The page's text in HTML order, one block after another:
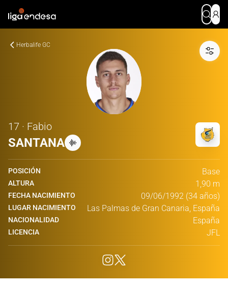
Herbalife GC
17 · Fabio
SANTANA
POSICIÓN Base
ALTURA 1,90 m
FECHA NACIMIENTO 09/06/1992 (34 años)
LUGAR NACIMIENTO Las Palmas de Gran Canaria, España
NACIONALIDAD España
LICENCIA JFL